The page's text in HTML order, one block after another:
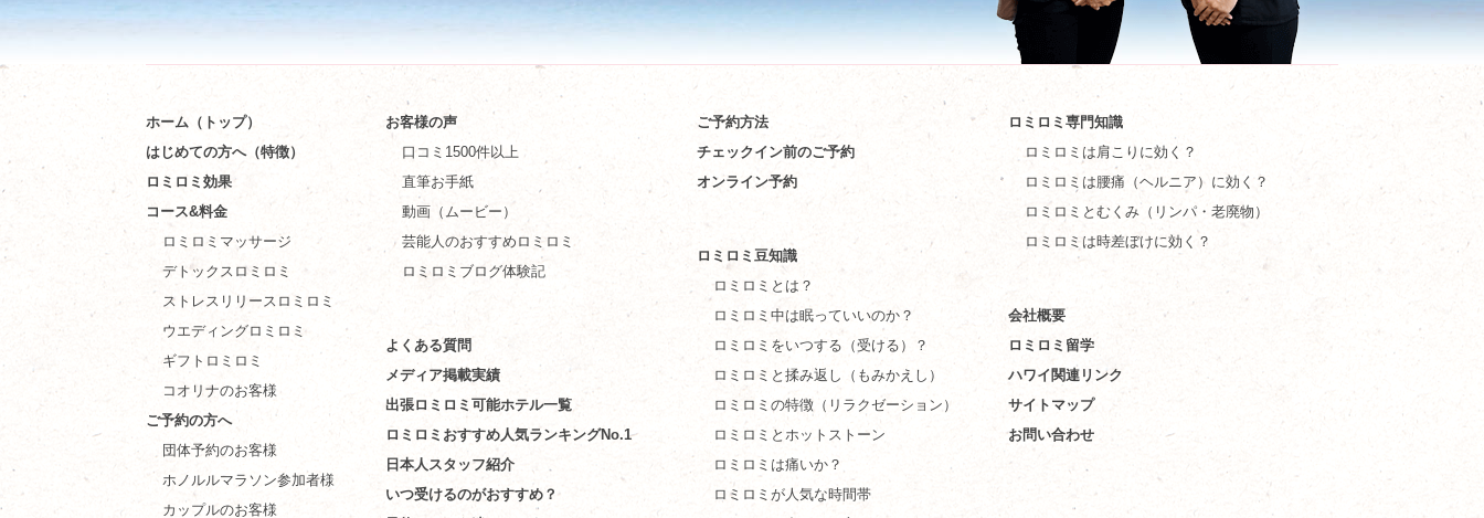
ホーム（トップ）
はじめての方へ（特徴）
ロミロミ効果
コース&料金
ロミロミマッサージ
デトックスロミロミ
ストレスリリースロミロミ
ウエディングロミロミ
ギフトロミロミ
コオリナのお客様
ご予約の方へ
団体予約のお客様
ホノルルマラソン参加者様
カップルのお客様
お客様の声
口コミ1500件以上
直筆お手紙
動画（ムービー）
芸能人のおすすめロミロミ
ロミロミブログ体験記
よくある質問
メディア掲載実績
出張ロミロミ可能ホテル一覧
ロミロミおすすめ人気ランキングNo.1
日本人スタッフ紹介
いつ受けるのがおすすめ？
ご予約方法
チェックイン前のご予約
オンライン予約
ロミロミ豆知識
ロミロミとは？
ロミロミ中は眠っていいのか？
ロミロミをいつする（受ける）？
ロミロミと揉み返し（もみかえし）
ロミロミの特徴（リラクゼーション）
ロミロミとホットストーン
ロミロミは痛いか？
ロミロミが人気な時間帯
ロミロミ専門知識
ロミロミは肩こりに効く？
ロミロミは腰痛（ヘルニア）に効く？
ロミロミとむくみ（リンパ・老廃物）
ロミロミは時差ぼけに効く？
会社概要
ロミロミ留学
ハワイ関連リンク
サイトマップ
お問い合わせ